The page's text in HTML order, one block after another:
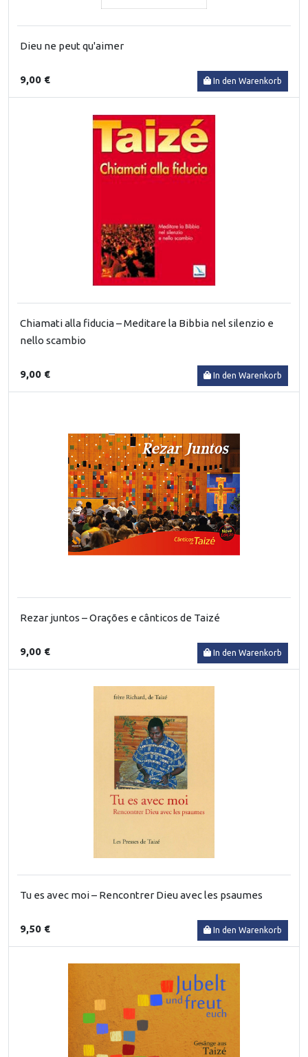
Dieu ne peut qu'aimer
9,00 € In den Warenkorb
Chiamati alla fiducia – Meditare la Bibbia nel silenzio e
nello scambio
9,00 € In den Warenkorb
Rezar juntos – Orações e cânticos de Taizé
9,00 € In den Warenkorb
Tu es avec moi – Rencontrer Dieu avec les psaumes
9,50 € In den Warenkorb